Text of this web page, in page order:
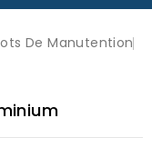
De Manutention